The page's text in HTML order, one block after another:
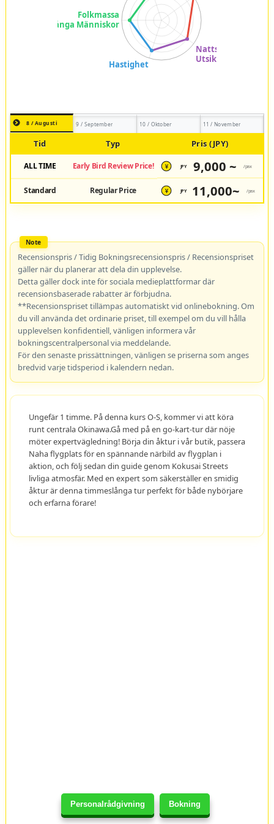
Personalrådgivning Bokning
8 / Augusti 9 / September 10 / Oktober 11 / November
Tid Typ Pris (JPY)
ALL TIME Early Bird Review Price! ¥ JPY 9,000 ~ /pax
Standard Regular Price ¥ JPY 11,000~ /pax
Recensionspris / Tidig Bokningsrecensionspris / Recensionspriset
gäller när du planerar att dela din upplevelse.
Detta gäller dock inte för sociala medieplattformar där
recensionsbaserade rabatter är förbjudna.
**Recensionspriset tillämpas automatiskt vid onlinebokning. Om
du vill använda det ordinarie priset, till exempel om du vill hålla
upplevelsen konfidentiell, vänligen informera vår
bokningscentralpersonal via meddelande.
För den senaste prissättningen, vänligen se priserna som anges
bredvid varje tidsperiod i kalendern nedan.
Ungefär 1 timme. På denna kurs O-S, kommer vi att köra
runt centrala Okinawa.Gå med på en go-kart-tur där nöje
möter expertvägledning! Börja din åktur i vår butik, passera
Naha flygplats för en spännande närbild av flygplan i
aktion, och följ sedan din guide genom Kokusai Streets
livliga atmosfär. Med en expert som säkerställer en smidig
åktur är denna timmeslånga tur perfekt för både nybörjare
och erfarna förare!